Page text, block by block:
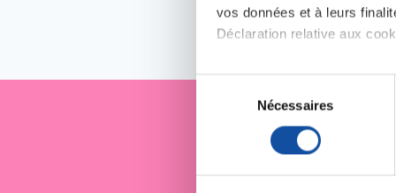
vos données et à leurs
Déclaration relative aux
Si vous le permettez, nous
Collecter des
digitales).
Pour en savoir plus sur le
. Vous pouvez
S
Nécessaires
Je